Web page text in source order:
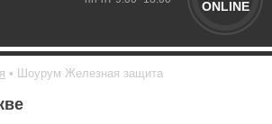
ONLINE
Шоурум Железная защита